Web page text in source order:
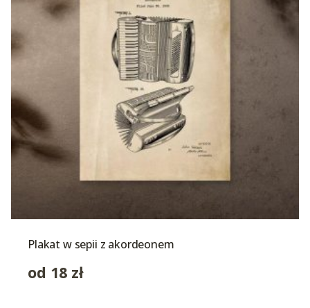
Plakat w sepii z akordeonem
od 18 zł